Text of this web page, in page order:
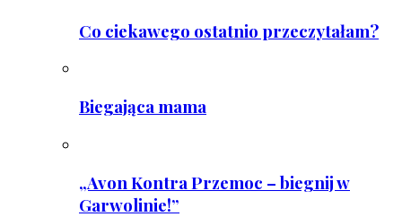
Co ciekawego ostatnio przeczytałam?
Biegająca mama
„Avon Kontra Przemoc – biegnij w
Garwolinie!”